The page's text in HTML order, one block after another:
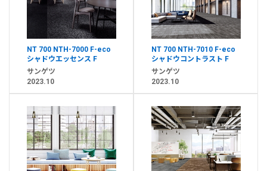
NT 700 NTH-7000 F-eco
シャドウエッセンス F
サンゲツ
2023.10
NT 700 NTH-7010 F-eco
シャドウコントラスト F
サンゲツ
2023.10